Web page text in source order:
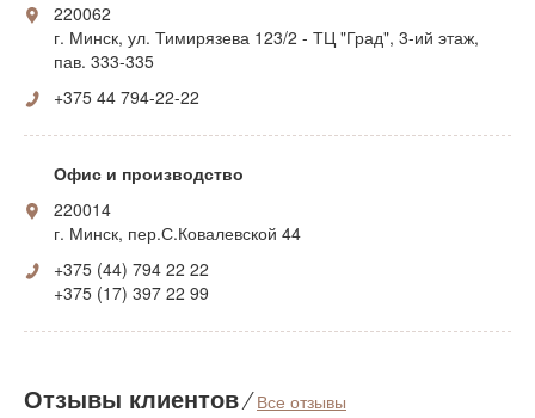
220062
г. Минск, ул. Тимирязева 123/2 - ТЦ "Град", 3-ий этаж,
пав. 333-335
+375 44 794-22-22
Офис и производство
220014
г. Минск, пер.С.Ковалевской 44
+375 (44) 794 22 22
+375 (17) 397 22 99
Отзывы клиентов⁄Все отзывы